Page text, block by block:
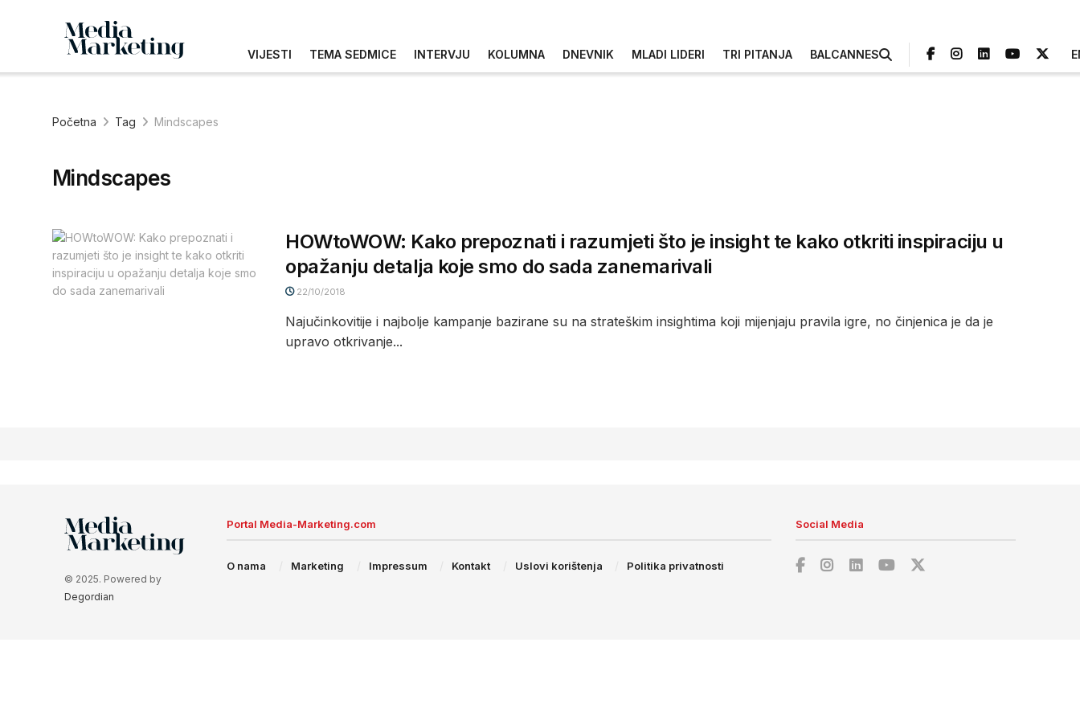
VIJESTI TEMA SEDMICE INTERVJU KOLUMNA DNEVNIK MLADI LIDERI TRI PITANJA BALCANNES
Početna Tag Mindscapes
Mindscapes
HOWtoWOW: Kako prepoznati i razumjeti što je insight te kako otkriti inspiraciju u
opažanju detalja koje smo do sada zanemarivali
22/10/2018
Najučinkovitije i najbolje kampanje bazirane su na strateškim insightima koji mijenjaju pravila igre, no činjenica je da je
upravo otkrivanje...
© 2025. Powered by
Degordian
Portal Media-Marketing.com
O nama Marketing Impressum Kontakt Uslovi korištenja Politika privatnosti
Social Media